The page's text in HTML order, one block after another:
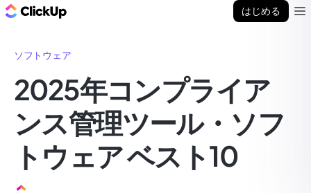
はじめる
ソフトウェア
2025年コンプライア
ンス管理ツール・ソフ
トウェア ベスト10